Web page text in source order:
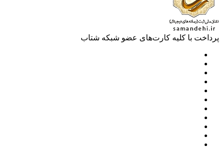
با کلیه کارت‌های عضو شبکه شتاب